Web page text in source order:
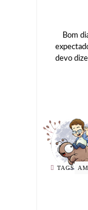
Bom
devo
TAGS